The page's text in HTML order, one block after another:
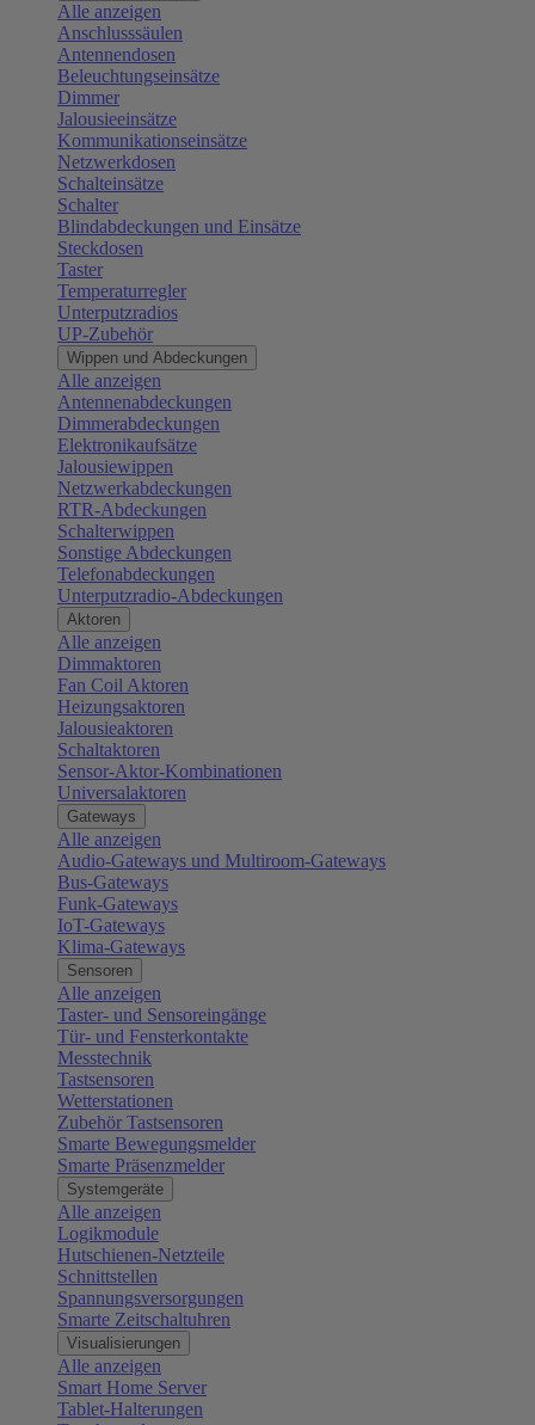
Alle anzeigen
Anschlusssäulen
Antennendosen
Beleuchtungseinsätze
Dimmer
Jalousieeinsätze
Kommunikationseinsätze
Netzwerkdosen
Schalteinsätze
Schalter
Blindabdeckungen und Einsätze
Steckdosen
Taster
Temperaturregler
Unterputzradios
UP-Zubehör
Wippen und Abdeckungen
Alle anzeigen
Antennenabdeckungen
Dimmerabdeckungen
Elektronikaufsätze
Jalousiewippen
Netzwerkabdeckungen
RTR-Abdeckungen
Schalterwippen
Sonstige Abdeckungen
Telefonabdeckungen
Unterputzradio-Abdeckungen
Aktoren
Alle anzeigen
Dimmaktoren
Fan Coil Aktoren
Heizungsaktoren
Jalousieaktoren
Schaltaktoren
Sensor-Aktor-Kombinationen
Universalaktoren
Gateways
Alle anzeigen
Audio-Gateways und Multiroom-Gateways
Bus-Gateways
Funk-Gateways
IoT-Gateways
Klima-Gateways
Sensoren
Alle anzeigen
Taster- und Sensoreingänge
Tür- und Fensterkontakte
Messtechnik
Tastsensoren
Wetterstationen
Zubehör Tastsensoren
Smarte Bewegungsmelder
Smarte Präsenzmelder
Systemgeräte
Alle anzeigen
Logikmodule
Hutschienen-Netzteile
Schnittstellen
Spannungsversorgungen
Smarte Zeitschaltuhren
Visualisierungen
Alle anzeigen
Smart Home Server
Tablet-Halterungen